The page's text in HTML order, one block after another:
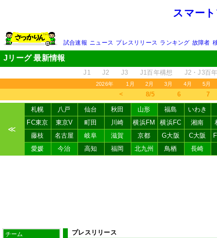
スマー
試合速報 ニュース プレスリリース ランキング 故障者
Jリーグ 最新情報
J1 J2 J3 J1百年構想 J2・J3百
2026年 1月 2月 3月 4月 5月
＜ 8/5 6 7
≪
札幌 八戸 仙台 秋田 山形 福島
いわき
FC東京
東京V 町田 川崎 横浜FM 横浜FC 湘南
藤枝
名古屋 岐阜 滋賀 京都 G大阪 C大阪
愛媛
今治 高知 福岡 北九州 鳥栖 長崎
チーム プレスリリース